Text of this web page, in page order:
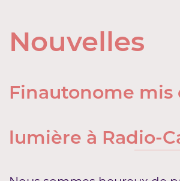
Nouvelles
Finautonome mis
lumière à Radio-